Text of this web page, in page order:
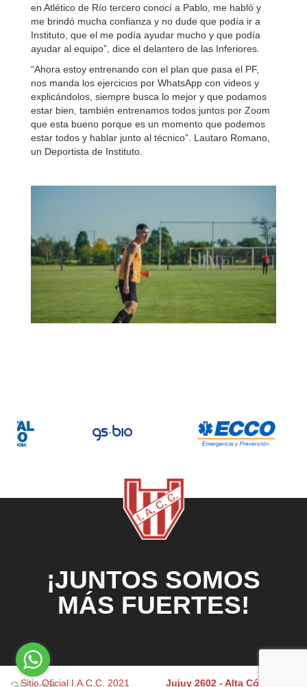
en Atlético de Río tercero conocí a Pablo, me habló y
me brindó mucha confianza y no dude que podía ir a
Instituto, que el me podía ayudar mucho y que podía
ayudar al equipo”, dice el delantero de las Inferiores.
“Ahora estoy entrenando con el plan que pasa el PF,
nos manda los ejercicios por WhatsApp con videos y
explicándolos, siempre busca lo mejor y que podamos
estar bien, también entrenamos todos juntos por Zoom
que esta bueno porque es un momento que podemos
estar todos y hablar junto al técnico”. Lautaro Romano,
un Deportista de Instituto.
¡JUNTOS SOMOS
MÁS FUERTES!
Sitio Oficial I.A.C.C. 2021 Jujuy 2602 - Alta Córdoba